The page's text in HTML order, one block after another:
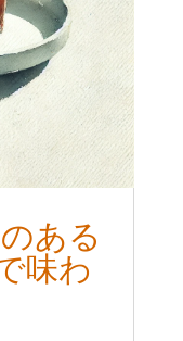
ある
味わ